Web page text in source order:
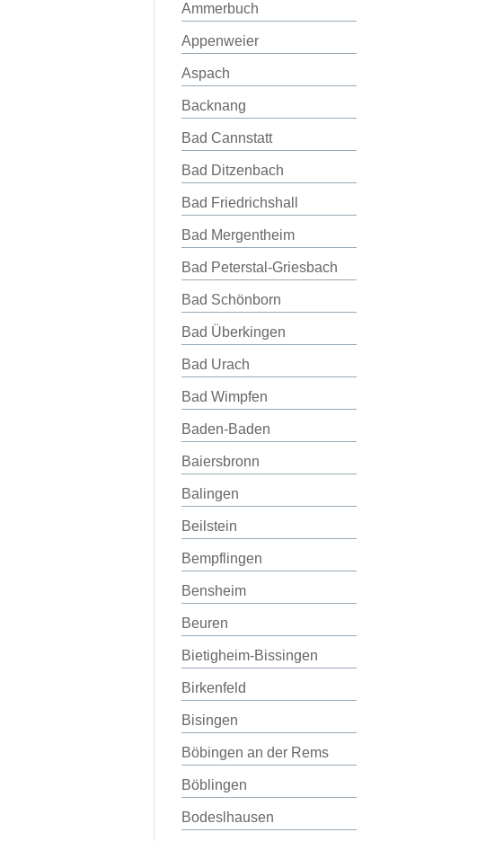
Ammerbuch
Appenweier
Aspach
Backnang
Bad Cannstatt
Bad Ditzenbach
Bad Friedrichshall
Bad Mergentheim
Bad Peterstal-Griesbach
Bad Schönborn
Bad Überkingen
Bad Urach
Bad Wimpfen
Baden-Baden
Baiersbronn
Balingen
Beilstein
Bempflingen
Bensheim
Beuren
Bietigheim-Bissingen
Birkenfeld
Bisingen
Böbingen an der Rems
Böblingen
Bodeslhausen